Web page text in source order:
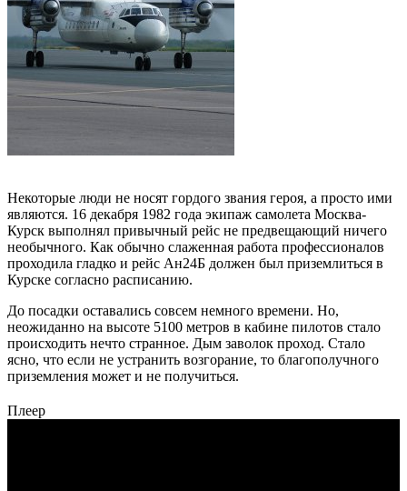
Некоторые люди не носят гордого звания героя, а просто ими
являются. 16 декабря 1982 года экипаж самолета Москва-
Курск выполнял привычный рейс не предвещающий ничего
необычного. Как обычно слаженная работа профессионалов
проходила гладко и рейс Ан24Б должен был приземлиться в
Курске согласно расписанию.
До посадки оставались совсем немного времени. Но,
неожиданно на высоте 5100 метров в кабине пилотов стало
происходить нечто странное. Дым заволок проход. Стало
ясно, что если не устранить возгорание, то благополучного
приземления может и не получиться.
Плеер